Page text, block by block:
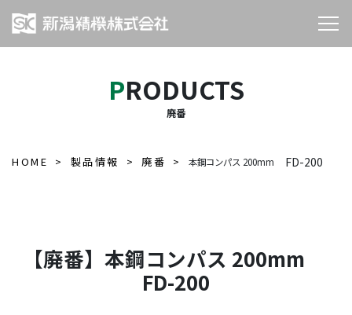
PRODUCTS
廃番
HOME 製品情報 廃番 本鋼コンパス 200mm FD-200
【廃番】本鋼コンパス 200mm
FD-200